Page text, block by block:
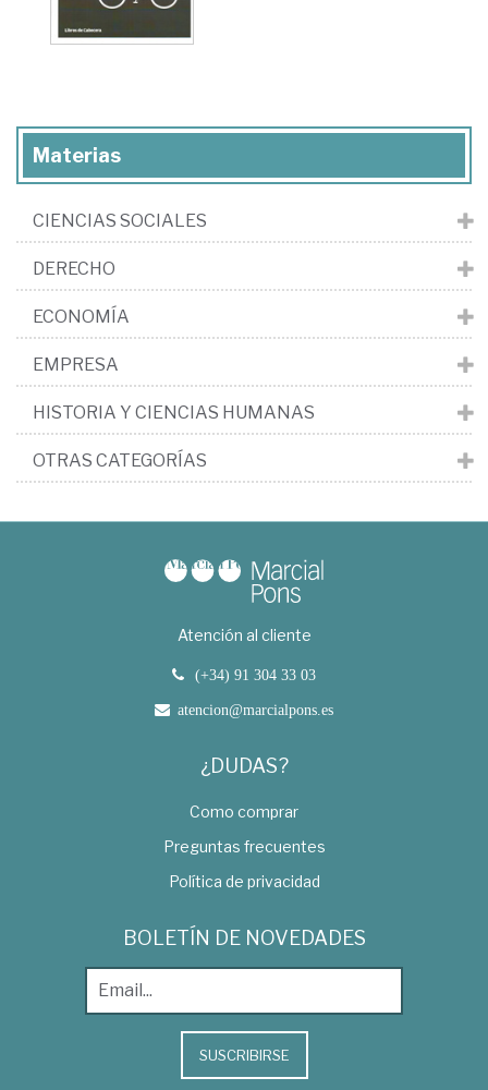
Materias
CIENCIAS SOCIALES
DERECHO
ECONOMÍA
EMPRESA
HISTORIA Y CIENCIAS HUMANAS
OTRAS CATEGORÍAS
Atención al cliente
(+34) 91 304 33 03
atencion@marcialpons.es
¿DUDAS?
Como comprar
Preguntas frecuentes
Política de privacidad
BOLETÍN DE NOVEDADES
SUSCRIBIRSE